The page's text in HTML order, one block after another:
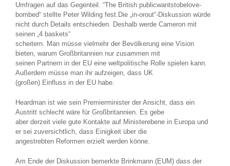
Umfragen auf das Gegenteil. “The British publicwantstobelove-
bombed“ stellte Peter Wilding fest.Die „in-orout“-Diskussion würde
nicht durch Details entschieden. Deshalb werde Cameron mit
seinen „4 baskets“
scheitern. Man müsse vielmehr der Bevölkerung eine Vision
bieten, warum Großbritannien nur zusammen mit
seinen Partnern in der EU eine weltpolitische Rolle spielen kann.
Außerdem müsse man ihr aufzeigen, dass UK
(großen) Einfluss in der EU habe.
Heardman ist wie sein Premierminister der Ansicht, dass ein
Austritt schlecht wäre für Großbritannien. Es gebe
aber derzeit viele gute Kontakte auf Ministerebene in Europa und
er sei zuversichtlich, dass Einigkeit über die
angestrebten Reformen erzielt werden könne.
Am Ende der Diskussion bemerkte Brinkmann (EUM) dass der